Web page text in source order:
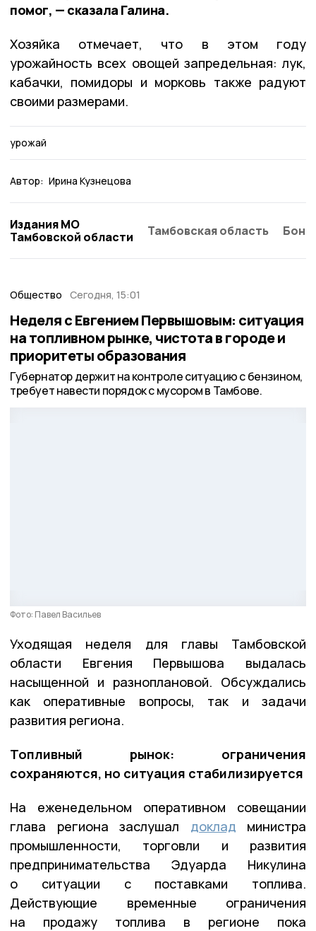
помог, — сказала Галина.
Хозяйка отмечает, что в этом году
урожайность всех овощей запредельная: лук,
кабачки, помидоры и морковь также радуют
своими размерами.
урожай
Автор: Ирина Кузнецова
Издания МО
Тамбовской области
Тамбовская область
Общество Сегодня, 15:01
Неделя с Евгением Первышовым: ситуация
на топливном рынке, чистота в городе и
приоритеты образования
Губернатор держит на контроле ситуацию с бензином,
требует навести порядок с мусором в Тамбове.
Фото: Павел Васильев
Уходящая неделя для главы Тамбовской
области Евгения Первышова выдалась
насыщенной и разноплановой. Обсуждались
как оперативные вопросы, так и задачи
развития региона.
Топливный рынок: ограничения
сохраняются, но ситуация стабилизируется
На еженедельном оперативном совещании
глава региона заслушал доклад министра
промышленности, торговли и развития
предпринимательства Эдуарда Никулина
о ситуации с поставками топлива.
Действующие временные ограничения
на продажу топлива в регионе пока